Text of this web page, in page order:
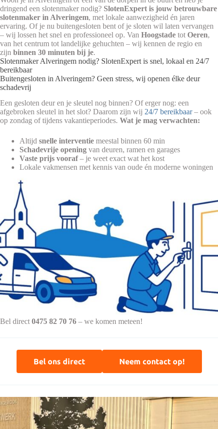
dringend een slotenmaker nodig? SlotenExpert is jouw betrouwbare
slotenmaker in Alveringem, met lokale aanwezigheid én jaren
ervaring. Of je nu buitengesloten bent of je sloten wil laten vervangen
– wij lossen het snel en professioneel op. Van Hoogstade tot Oeren,
van het centrum tot landelijke gehuchten – wij kennen de regio en
zijn binnen 30 minuten bij je.
Slotenmaker Alveringem nodig? SlotenExpert is snel, lokaal en 24/7
bereikbaar
Buitengesloten in Alveringem? Geen stress, wij openen élke deur
schadevrij
Een gesloten deur en je sleutel nog binnen? Of erger nog: een
afgebroken sleutel in het slot? Daarom zijn wij 24/7 bereikbaar– ook
op zondag of tijdens vakantieperiodes. Wat je mag verwachten:
Altijd snelle interventie meestal binnen 60 min
Schadevrije opening van deuren, ramen en garages
Vaste prijs vooraf– je weet exact wat het kost
Lokale vakmensen met kennis van oude én moderne woningen
Bel direct 0475 82 70 76 – we komen meteen!
Bel ons direct Neem contact op!